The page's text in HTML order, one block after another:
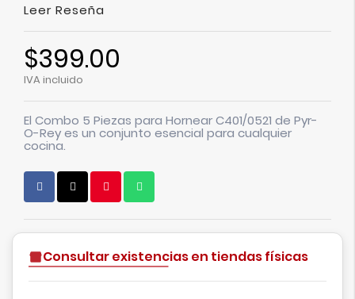
Leer Reseña
$399.00
IVA incluido
El Combo 5 Piezas para Hornear C401/0521 de Pyr-
O-Reyes un conjunto esencial para cualquier
cocina.
Consultar existencias en tiendas físicas